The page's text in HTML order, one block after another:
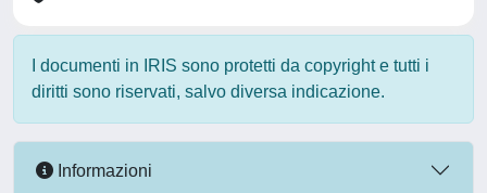
I documenti in IRIS sono protetti da copyright e tutti i
diritti sono riservati, salvo diversa indicazione.
Informazioni